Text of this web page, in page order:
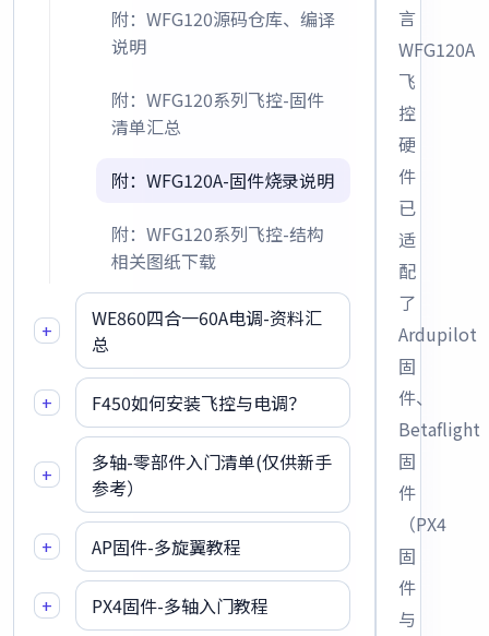
附：WFG120源码仓库、编译
说明
附：WFG120系列飞控-固件
清单汇总
附：WFG120A-固件烧录说明
附：WFG120系列飞控-结构
相关图纸下载
+
WE860四合一60A电调-资料汇
总
+ F450如何安装飞控与电调？
+
多轴-零部件入门清单(仅供新手
参考）
+ AP固件-多旋翼教程
+ PX4固件-多轴入门教程
言
WFG120A
飞
控
硬
件
已
适
配
了
Ardupilot
固
件、
Betaflight
固
件
（PX4
固
件
与